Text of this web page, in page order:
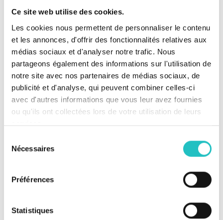
Ce site web utilise des cookies.
Les cookies nous permettent de personnaliser le contenu
et les annonces, d'offrir des fonctionnalités relatives aux
médias sociaux et d'analyser notre trafic. Nous
partageons également des informations sur l'utilisation de
notre site avec nos partenaires de médias sociaux, de
publicité et d'analyse, qui peuvent combiner celles-ci
avec d'autres informations que vous leur avez fournies
ou qu'ils ont collectées lors de votre utilisation de leurs
services.
Nécessaires
Préférences
Statistiques
2-in-1-Ticket: Zwei Tage, ein Preis
499,- € zzgl. gesetzl. MwSt.
alle weiteren Teilnehmenden desselben Unternehmens:
€ zzgl. gesetzl. MwSt.
Anmeldeschluss: 09. Oktober 2026
Bitte beachten Sie: